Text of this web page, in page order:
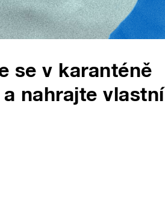
se v karanténě
nahrajte vlastní